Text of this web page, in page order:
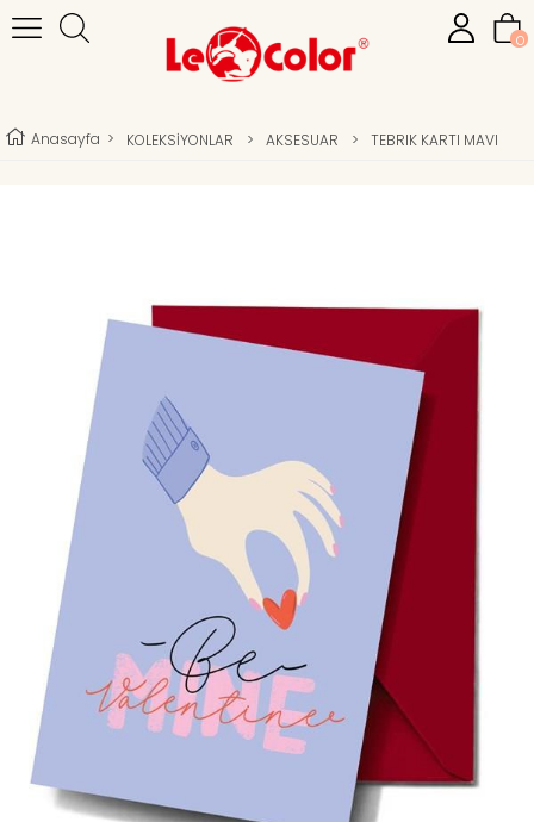
0
Anasayfa > KOLEKSİYONLAR > AKSESUAR > TEBRIK KARTI MAVI